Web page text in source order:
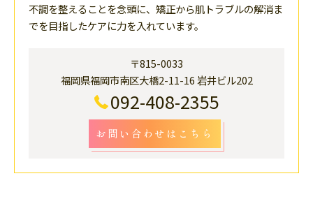
不調を整えることを念頭に、矯正から肌トラブルの解消ま
でを目指したケアに力を入れています。
〒815-0033
福岡県福岡市南区大橋2-11-16 岩井ビル202
092-408-2355
お問い合わせはこちら